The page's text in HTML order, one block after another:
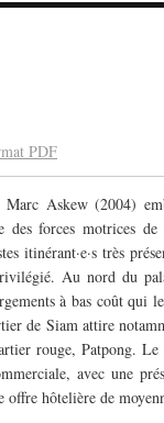
PDF
Askew (2004)
forces motrices de
itinérant·e·s très
Au nord du
à bas coût qui
de Siam attire
rouge, Patpong.
avec une
hôtelière de